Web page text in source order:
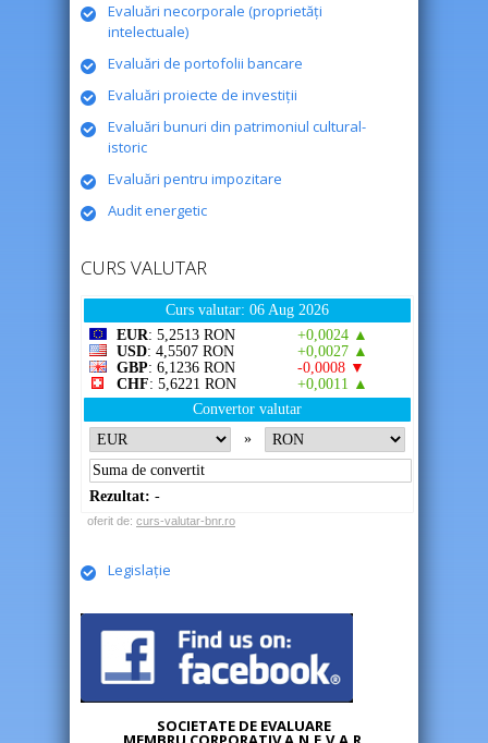
Evaluări necorporale (proprietăţi
intelectuale)
Evaluări de portofolii bancare
Evaluări proiecte de investiţii
Evaluări bunuri din patrimoniul cultural-
istoric
Evaluări pentru impozitare
Audit energetic
CURS VALUTAR
Curs valutar: 06 Aug 2026
EUR: 5,2513 RON
+0,0024 ▲
USD: 4,5507 RON
+0,0027 ▲
GBP: 6,1236 RON
-0,0008 ▼
CHF: 5,6221 RON
+0,0011 ▲
Convertor valutar
»
Rezultat: -
oferit de: curs-valutar-bnr.ro
Legislație
SOCIETATE DE EVALUARE